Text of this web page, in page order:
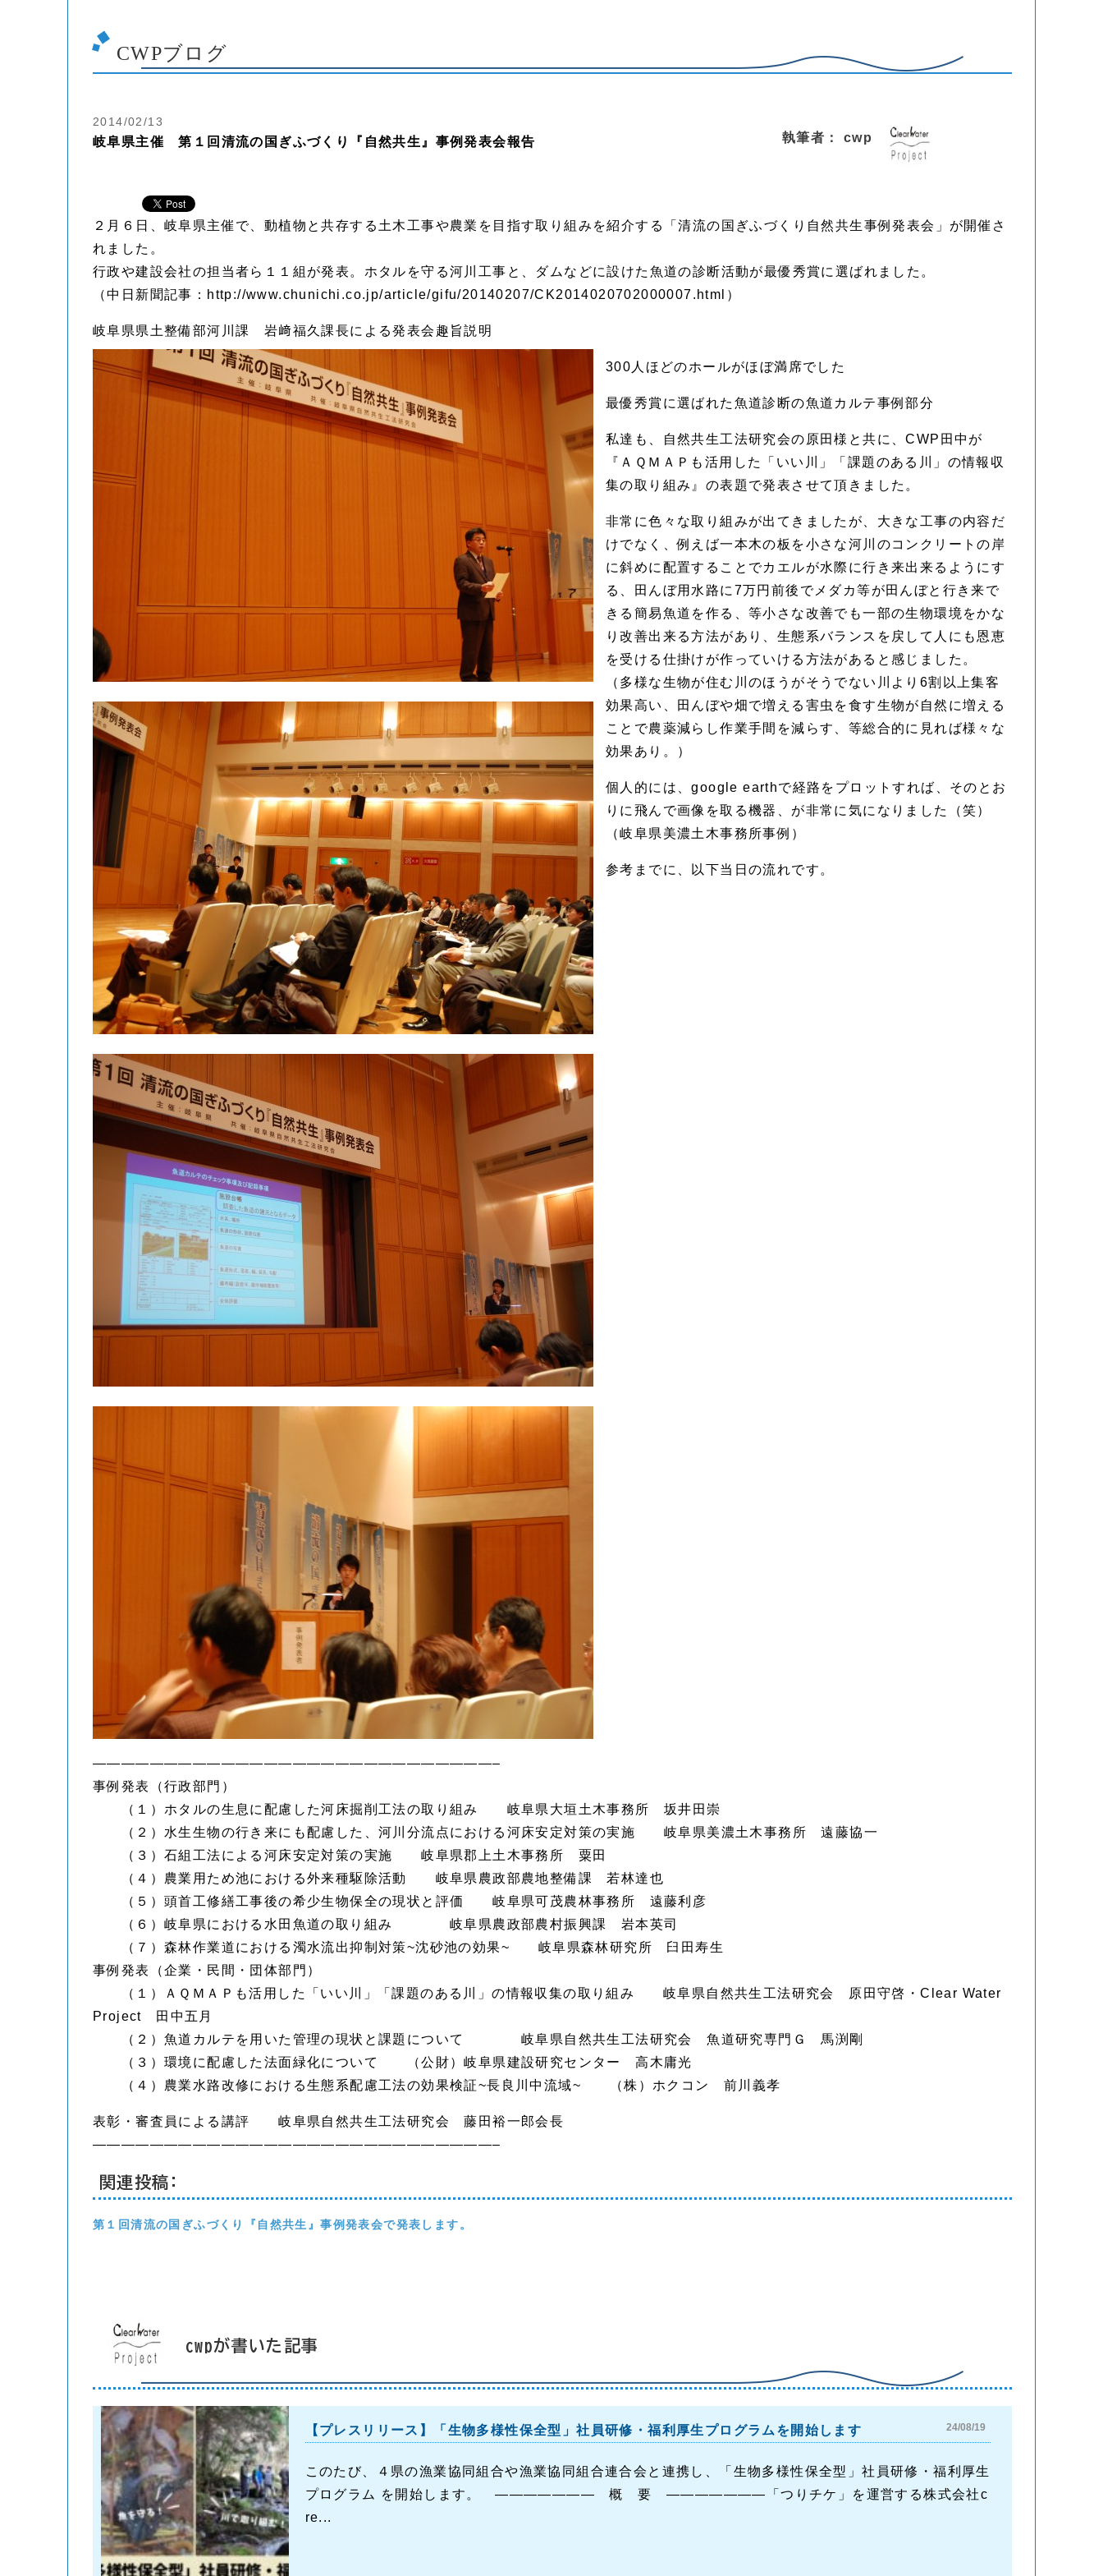
CWPブログ
2014/02/13
岐阜県主催 第１回清流の国ぎふづくり『自然共生』事例発表会報告 執筆者： cwp
２月６日、岐阜県主催で、動植物と共存する土木工事や農業を目指す取り組みを紹介する「清流の国ぎふづくり自然共生事例発表会」が開催さ
れました。
行政や建設会社の担当者ら１１組が発表。ホタルを守る河川工事と、ダムなどに設けた魚道の診断活動が最優秀賞に選ばれました。
（中日新聞記事：http://www.chunichi.co.jp/article/gifu/20140207/CK2014020702000007.html）
岐阜県県土整備部河川課 岩﨑福久課長による発表会趣旨説明
300人ほどのホールがほぼ満席でした
最優秀賞に選ばれた魚道診断の魚道カルテ事例部分
私達も、自然共生工法研究会の原田様と共に、CWP田中が
『ＡＱＭＡＰも活用した「いい川」「課題のある川」の情報収
集の取り組み』の表題で発表させて頂きました。
非常に色々な取り組みが出てきましたが、大きな工事の内容だ
けでなく、例えば一本木の板を小さな河川のコンクリートの岸
に斜めに配置することでカエルが水際に行き来出来るようにす
る、田んぼ用水路に7万円前後でメダカ等が田んぼと行き来で
きる簡易魚道を作る、等小さな改善でも一部の生物環境をかな
り改善出来る方法があり、生態系バランスを戻して人にも恩恵
を受ける仕掛けが作っていける方法があると感じました。
（多様な生物が住む川のほうがそうでない川より6割以上集客
効果高い、田んぼや畑で増える害虫を食す生物が自然に増える
ことで農薬減らし作業手間を減らす、等総合的に見れば様々な
効果あり。）
個人的には、google earthで経路をプロットすれば、そのとお
りに飛んで画像を取る機器、が非常に気になりました（笑）
（岐阜県美濃土木事務所事例）
参考までに、以下当日の流れです。
————————————————————————————–
事例発表（行政部門）
（１）ホタルの生息に配慮した河床掘削工法の取り組み 岐阜県大垣土木事務所 坂井田崇
（２）水生生物の行き来にも配慮した、河川分流点における河床安定対策の実施 岐阜県美濃土木事務所 遠藤協一
（３）石組工法による河床安定対策の実施 岐阜県郡上土木事務所 粟田
（４）農業用ため池における外来種駆除活動 岐阜県農政部農地整備課 若林達也
（５）頭首工修繕工事後の希少生物保全の現状と評価 岐阜県可茂農林事務所 遠藤利彦
（６）岐阜県における水田魚道の取り組み 岐阜県農政部農村振興課 岩本英司
（７）森林作業道における濁水流出抑制対策~沈砂池の効果~ 岐阜県森林研究所 臼田寿生
事例発表（企業・民間・団体部門）
（１）ＡＱＭＡＰも活用した「いい川」「課題のある川」の情報収集の取り組み 岐阜県自然共生工法研究会 原田守啓・Clear Water
Project 田中五月
（２）魚道カルテを用いた管理の現状と課題について 岐阜県自然共生工法研究会 魚道研究専門Ｇ 馬渕剛
（３）環境に配慮した法面緑化について （公財）岐阜県建設研究センター 高木庸光
（４）農業水路改修における生態系配慮工法の効果検証~長良川中流域~ （株）ホクコン 前川義孝
表彰・審査員による講評 岐阜県自然共生工法研究会 藤田裕一郎会長
————————————————————————————–
関連投稿:
第１回清流の国ぎふづくり『自然共生』事例発表会で発表します。
cwpが書いた記事
【プレスリリース】「生物多様性保全型」社員研修・福利厚生プログラムを開始します 24/08/19
このたび、４県の漁業協同組合や漁業協同組合連合会と連携し、「生物多様性保全型」社員研修・福利厚生
プログラム を開始します。 ――――――― 概 要 ―――――――「つりチケ」を運営する株式会社c
re...